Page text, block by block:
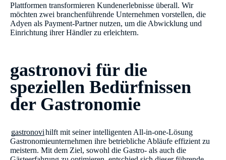
Plattformen transformieren Kundenerlebnisse überall. Wir
möchten zwei branchenführende Unternehmen vorstellen, die
Adyen als Payment-Partner nutzen, um die Abwicklung und
Einrichtung ihrer Händler zu erleichtern.
gastronovi für die
speziellen Bedürfnissen
der Gastronomie
gastronovihilft mit seiner intelligenten All-in-one-Lösung
Gastronomieunternehmen ihre betriebliche Abläufe effizient zu
meistern. Mit dem Ziel, sowohl die Gastro- als auch die